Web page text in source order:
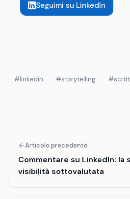
Seguimi su LinkedIn
#linkedin #storytelling #
Articolo precedente
Commentare su LinkedIn: la
visibilità sottovalutata